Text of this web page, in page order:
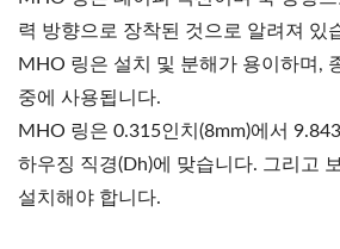
력 방향으로 장착된 것으로 알려져 있
MHO 링은 설치 및 분해가 용이하며,
중에 사용됩니다.
MHO 링은 0.315인치(8mm)에서
하우징 직경(Dh)에 맞습니다. 그리고
설치해야 합니다.